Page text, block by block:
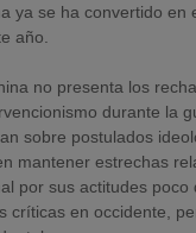
ya se ha convertido
año.
no presenta los
durante la
sobre postulados
mantener estrechas
por sus actitudes
críticas en occidente,